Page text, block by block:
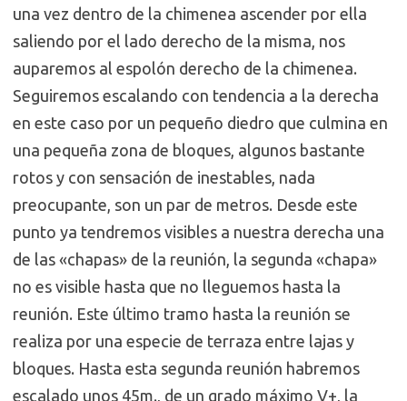
una vez dentro de la chimenea ascender por ella
saliendo por el lado derecho de la misma, nos
auparemos al espolón derecho de la chimenea.
Seguiremos escalando con tendencia a la derecha
en este caso por un pequeño diedro que culmina en
una pequeña zona de bloques, algunos bastante
rotos y con sensación de inestables, nada
preocupante, son un par de metros. Desde este
punto ya tendremos visibles a nuestra derecha una
de las «chapas» de la reunión, la segunda «chapa»
no es visible hasta que no lleguemos hasta la
reunión. Este último tramo hasta la reunión se
realiza por una especie de terraza entre lajas y
bloques. Hasta esta segunda reunión habremos
escalado unos 45m., de un grado máximo V+, la